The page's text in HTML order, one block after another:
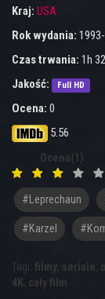
Kraj: USA
Rok wydania:
Czas trwania: 1h
Jakość:
Full HD
Ocena: 0
5.56
Ocena(1)
#leprechaun
#Karzel
Tagi: filmy, seriale,
4K, cały film